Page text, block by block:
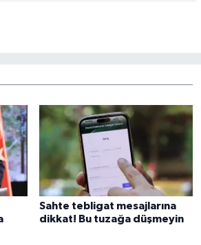
Sahte tebligat mesajlarına
dikkat! Bu tuzağa düşmeyin